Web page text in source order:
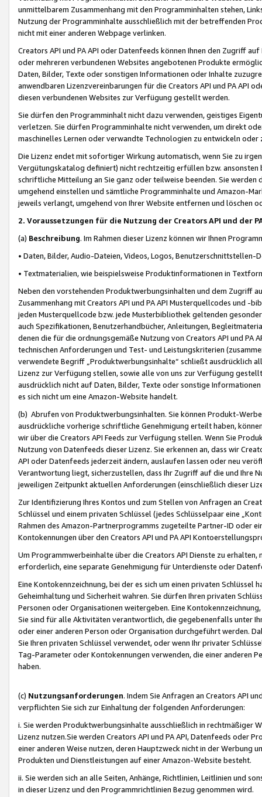
unmittelbarem Zusammenhang mit den Programminhalten stehen,
Nutzung der Programminhalte ausschließlich mit der betreffenden
nicht mit einer anderen Webpage verlinken.
Creators API und PA API oder Datenfeeds können Ihnen den Zugriff
oder mehreren verbundenen Websites angebotenen Produkte
Daten, Bilder, Texte oder sonstigen Informationen oder Inhalte
anwendbaren Lizenzvereinbarungen für die Creators API und PA API
diesen verbundenen Websites zur Verfügung gestellt werden.
Sie dürfen den Programminhalt nicht dazu verwenden, geistiges
verletzen. Sie dürfen Programminhalte nicht verwenden, um direkt
maschinelles Lernen oder verwandte Technologien zu entwickeln
Die Lizenz endet mit sofortiger Wirkung automatisch, wenn Sie zu
Vergütungskatalog definiert) nicht rechtzeitig erfüllen bzw. ansonsten
schriftliche Mitteilung an Sie ganz oder teilweise beenden. Sie werden
umgehend einstellen und sämtliche Programminhalte und Amazon-
jeweils verlangt, umgehend von Ihrer Website entfernen und löschen
2. Voraussetzungen für die Nutzung der Creators API und der
(a) Beschreibung. Im Rahmen dieser Lizenz können wir Ihnen
• Daten, Bilder, Audio-Dateien, Videos, Logos, Benutzerschnittstellen-
• Textmaterialien, wie beispielsweise Produktinformationen in
Neben den vorstehenden Produktwerbungsinhalten und dem Zugriff
Zusammenhang mit Creators API und PA API Musterquellcodes und
jeden Musterquellcode bzw. jede Musterbibliothek geltenden
auch Spezifikationen, Benutzerhandbücher, Anleitungen,
denen die für die ordnungsgemäße Nutzung von Creators API und PA
technischen Anforderungen und Test- und Leistungskriterien
verwendete Begriff „Produktwerbungsinhalte“ schließt ausdrücklich
Lizenz zur Verfügung stellen, sowie alle von uns zur Verfügung
ausdrücklich nicht auf Daten, Bilder, Texte oder sonstige
es sich nicht um eine Amazon-Website handelt.
(b) Abrufen von Produktwerbungsinhalten. Sie können Produkt-
ausdrückliche vorherige schriftliche Genehmigung erteilt haben,
wir über die Creators API Feeds zur Verfügung stellen. Wenn Sie
Nutzung von Datenfeeds dieser Lizenz. Sie erkennen an, dass wir
API oder Datenfeeds jederzeit ändern, auslaufen lassen oder neu
Verantwortung liegt, sicherzustellen, dass Ihr Zugriff auf die und Ihre
jeweiligen Zeitpunkt aktuellen Anforderungen (einschließlich dieser
Zur Identifizierung Ihres Kontos und zum Stellen von Anfragen an
Schlüssel und einem privaten Schlüssel (jedes Schlüsselpaar eine
Rahmen des Amazon-Partnerprogramms zugeteilte Partner-ID oder
Kontokennungen über den Creators API und PA API
Um Programmwerbeinhalte über die Creators API Dienste zu
erforderlich, eine separate Genehmigung für Unterdienste oder
Eine Kontokennzeichnung, bei der es sich um einen privaten
Geheimhaltung und Sicherheit wahren. Sie dürfen Ihren privaten
Personen oder Organisationen weitergeben. Eine
Sie sind für alle Aktivitäten verantwortlich, die gegebenenfalls unter
oder einer anderen Person oder Organisation durchgeführt werden.
Sie Ihren privaten Schlüssel verwendet, oder wenn Ihr privater
Tag-Parameter oder Kontokennungen verwenden, die einer anderen
haben.
(c) Nutzungsanforderungen. Indem Sie Anfragen an Creators API
verpflichten Sie sich zur Einhaltung der folgenden Anforderungen:
i. Sie werden Produktwerbungsinhalte ausschließlich in rechtmäßiger
Lizenz nutzen.Sie werden Creators API und PA API, Datenfeeds oder
einer anderen Weise nutzen, deren Hauptzweck nicht in der Werbung
Produkten und Dienstleistungen auf einer Amazon-Website besteht.
ii. Sie werden sich an alle Seiten, Anhänge, Richtlinien, Leitlinien und
in dieser Lizenz und den Programmrichtlinien Bezug genommen wird.